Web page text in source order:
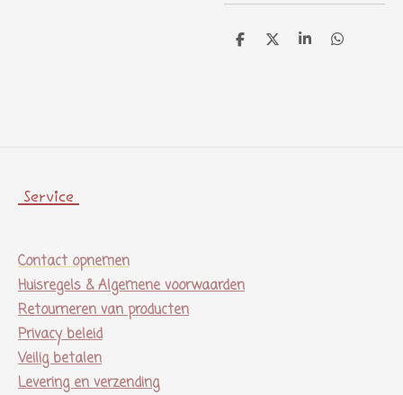
D D S D
Service
Contact opnemen
Huisregels & Algemene voorwaarden
Retourneren van producten
Privacy beleid
Veilig betalen
Levering en verzending